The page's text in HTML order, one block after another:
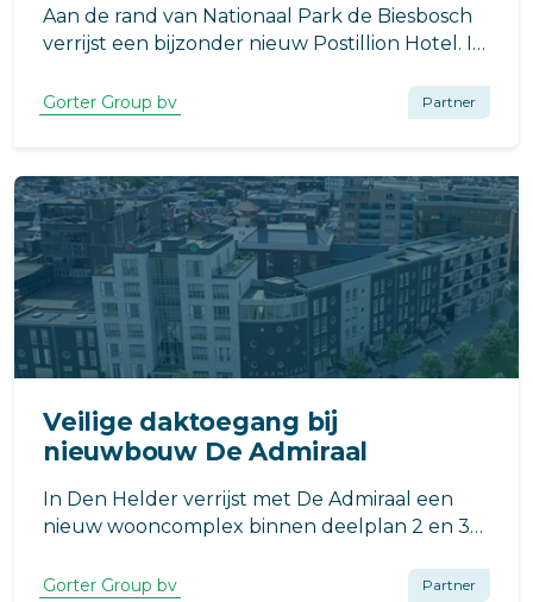
Aan de rand van Nationaal Park de Biesbosch
verrijst een bijzonder nieuw Postillion Hotel. In
voormalige Veerse Toren, werkt VB Bouw aan
een moderne hotelvoorziening met een
uitgesproken architectonisch karakter.
Gorter Group bv Partner
Veilige daktoegang bij
nieuwbouw De Admiraal
In Den Helder verrijst met De Admiraal een
nieuw wooncomplex binnen deelplan 2 en 3
stationsgebied van Den Helder nieuw leven in
Gorter Group bv Partner